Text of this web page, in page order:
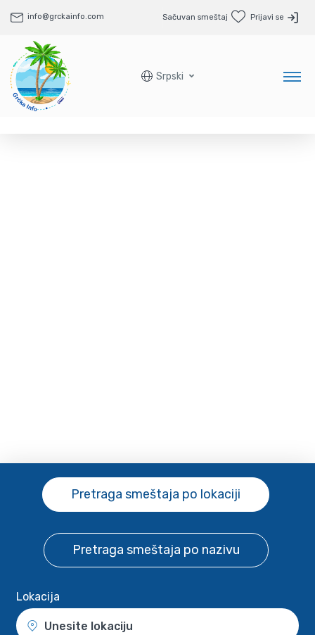
info@grckainfo.com Sačuvan smeštaj Prijavi se
Srpski
Pretraga smeštaja po lokaciji
Pretraga smeštaja po nazivu
Lokacija
Unesite lokaciju